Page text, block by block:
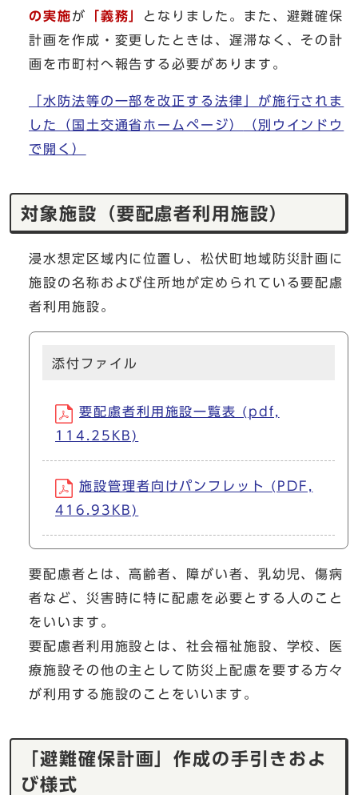
の実施が 「義務」
となりました。また、避難確保
計画を作成・変更したときは、遅滞なく、その計
画を市町村へ報告する必要があります。
「水防法等の一部を改正する法律」が施行されま
した（国土交通省ホームページ）
（別ウインドウ
で開く）
対象施設（要配慮者利用施設）
浸水想定区域内に位置し、松伏町地域防災計画に
施設の名称および住所地が定められている要配慮
者利用施設。
添付ファイル
要配慮者利用施設一覧表 (pdf,
114.25KB)
施設管理者向けパンフレット (PDF,
416.93KB)
要配慮者とは、高齢者、障がい者、乳幼児、傷病
者など、災害時に特に配慮を必要とする人のこと
をいいます。
要配慮者利用施設とは、社会福祉施設、学校、医
療施設その他の主として防災上配慮を要する方々
が利用する施設のことをいいます。
「避難確保計画」作成の手引きおよ
び様式